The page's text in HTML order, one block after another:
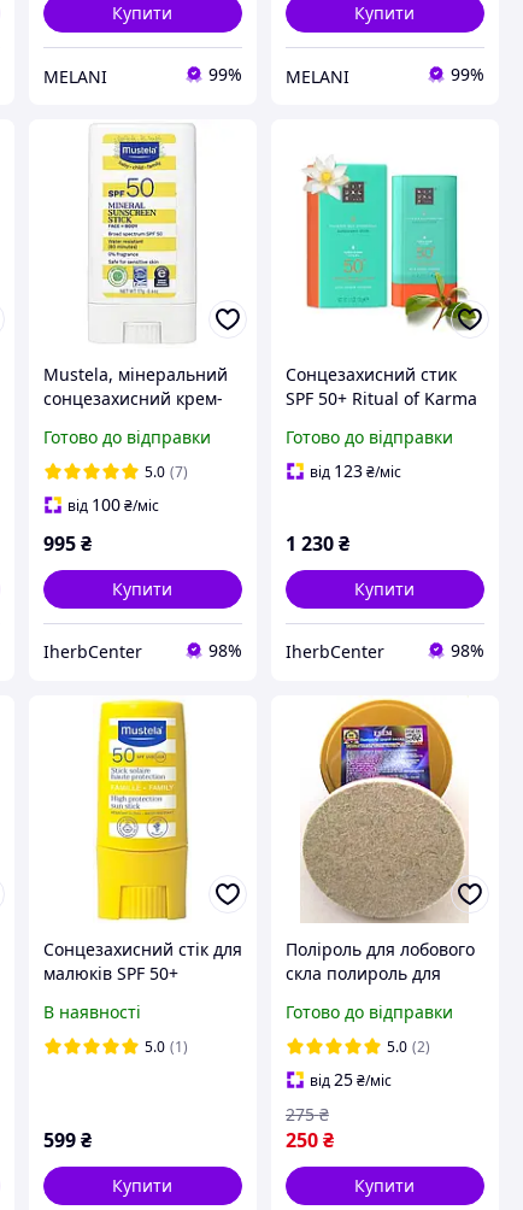
Купити
MELANI 99%
Купити
MELANI 99%
Mustela, мінеральний
сонцезахисний крем-
17 г
Готово до відправки
5.0 (7)
від 100 ₴/міс
995 ₴
Купити
IherbCenter 98%
Сонцезахисний стик
SPF 50+ Ritual of Karma
Готово до відправки
від 123₴/міс
1 230₴
Купити
IherbCenter 98%
Сонцезахисний стік для
малюків SPF 50+
В наявності
5.0 (1)
599 ₴
Купити
Поліроль для лобового
скла полироль для
CeO2 оксид церия
Готово до відправки
5.0 (2)
від25₴/міс
250₴
275 ₴
Купити